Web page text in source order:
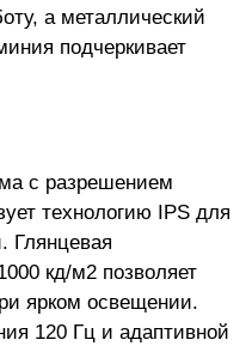
а металлический
подчеркивает
с разрешением
технологию IPS для
Глянцевая
кд/м2 позволяет
ярком освещении.
120 Гц и адаптивной